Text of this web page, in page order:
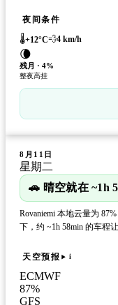
夜间条件
🌡️+12°C💨4 km/h
🌘
残月 · 4%
整夜高挂
8月11日
星期二
🚗 晴空就在 ~1h
Rovaniemi 本地云量为
下，约 ~1h 58min 的车程
天空预报 i
ECMWF
87%
GFS